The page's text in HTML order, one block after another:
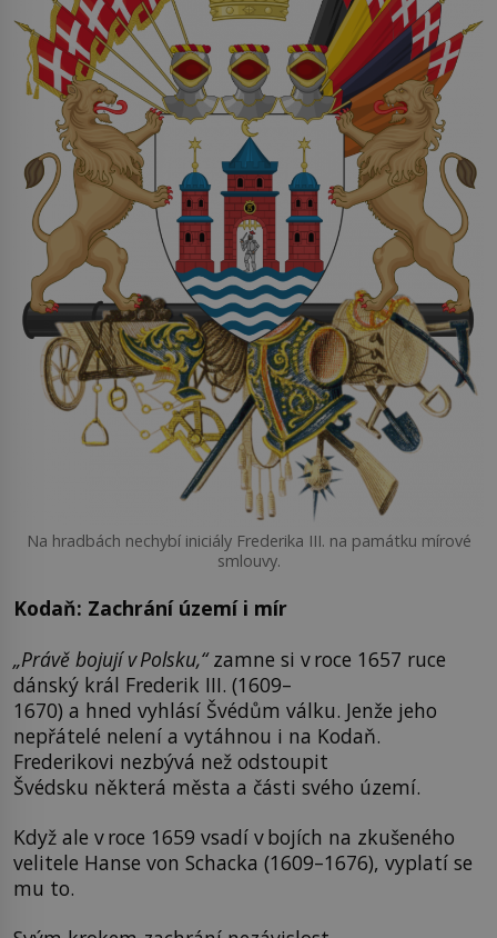
Na hradbách nechybí iniciály Frederika III. na památku mírové
smlouvy.
Kodaň: Zachrání území i mír
„Právě bojují v Polsku,“zamne si v roce 1657 ruce
dánský král Frederik III. (1609–
1670) a hned vyhlásí Švédům válku. Jenže jeho
nepřátelé nelení a vytáhnou i na Kodaň.
Frederikovi nezbývá než odstoupit
Švédsku některá města a části svého území.
Když ale v roce 1659 vsadí v bojích na zkušeného
velitele Hanse von Schacka (1609–1676), vyplatí se
mu to.